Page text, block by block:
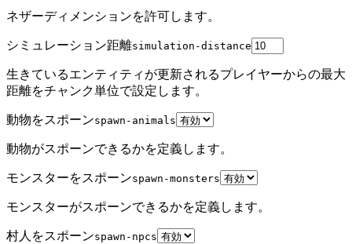
ネザーディメンションを許可します。
シミュレーション距離simulation-distance
生きているエンティティが更新されるプレイヤーからの最大
距離をチャンク単位で設定します。
動物をスポーンspawn-animals
動物がスポーンできるかを定義します。
モンスターをスポーンspawn-monsters
モンスターがスポーンできるかを定義します。
村人をスポーンspawn-npcs